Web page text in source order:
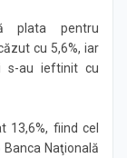
plata pentru
cu 5,6%, iar
s-au ieftinit cu
13,6%, fiind cel
Naţională